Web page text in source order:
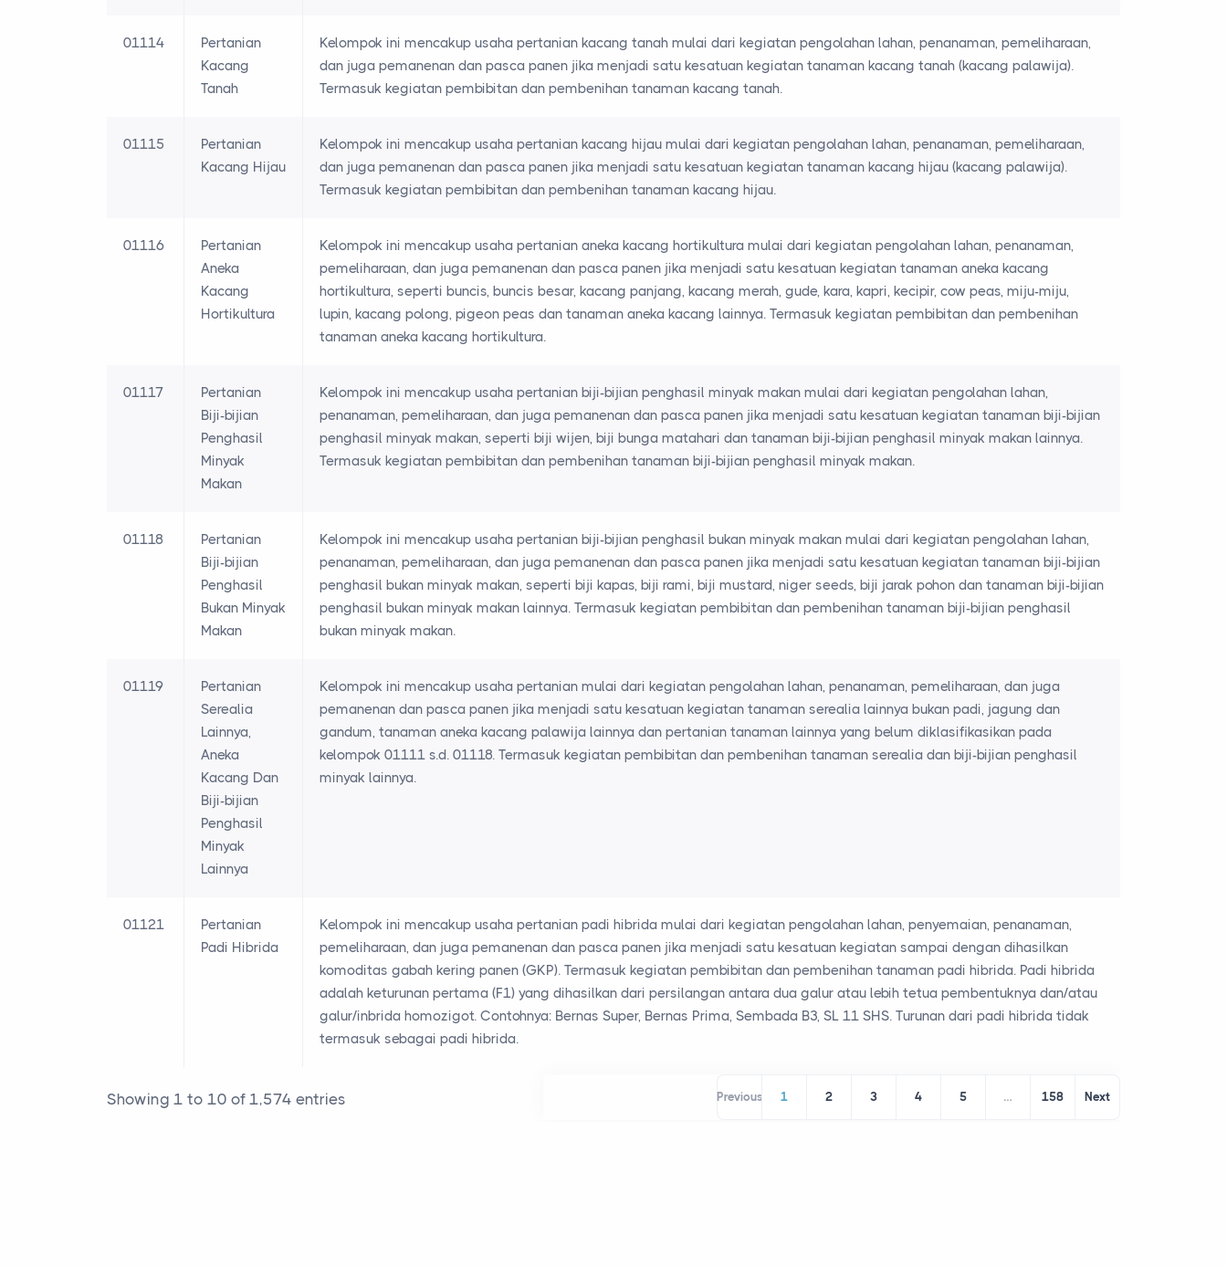
01114
Pertanian
Kacang
Tanah
Kelompok ini mencakup usaha pertanian kacang tanah mulai dari kegiatan pengolahan lahan, penanaman, pemeliharaan,
dan juga pemanenan dan pasca panen jika menjadi satu kesatuan kegiatan tanaman kacang tanah (kacang palawija).
Termasuk kegiatan pembibitan dan pembenihan tanaman kacang tanah.
01115
Pertanian
Kacang Hijau
Kelompok ini mencakup usaha pertanian kacang hijau mulai dari kegiatan pengolahan lahan, penanaman, pemeliharaan,
dan juga pemanenan dan pasca panen jika menjadi satu kesatuan kegiatan tanaman kacang hijau (kacang palawija).
Termasuk kegiatan pembibitan dan pembenihan tanaman kacang hijau.
01116
Pertanian
Aneka
Kacang
Hortikultura
Kelompok ini mencakup usaha pertanian aneka kacang hortikultura mulai dari kegiatan pengolahan lahan, penanaman,
pemeliharaan, dan juga pemanenan dan pasca panen jika menjadi satu kesatuan kegiatan tanaman aneka kacang
hortikultura, seperti buncis, buncis besar, kacang panjang, kacang merah, gude, kara, kapri, kecipir, cow peas, miju-miju,
lupin, kacang polong, pigeon peas dan tanaman aneka kacang lainnya. Termasuk kegiatan pembibitan dan pembenihan
tanaman aneka kacang hortikultura.
01117
Pertanian
Biji-bijian
Penghasil
Minyak
Makan
Kelompok ini mencakup usaha pertanian biji-bijian penghasil minyak makan mulai dari kegiatan pengolahan lahan,
penanaman, pemeliharaan, dan juga pemanenan dan pasca panen jika menjadi satu kesatuan kegiatan tanaman biji-bijian
penghasil minyak makan, seperti biji wijen, biji bunga matahari dan tanaman biji-bijian penghasil minyak makan lainnya.
Termasuk kegiatan pembibitan dan pembenihan tanaman biji-bijian penghasil minyak makan.
01118
Pertanian
Biji-bijian
Penghasil
Bukan Minyak
Makan
Kelompok ini mencakup usaha pertanian biji-bijian penghasil bukan minyak makan mulai dari kegiatan pengolahan lahan,
penanaman, pemeliharaan, dan juga pemanenan dan pasca panen jika menjadi satu kesatuan kegiatan tanaman biji-bijian
penghasil bukan minyak makan, seperti biji kapas, biji rami, biji mustard, niger seeds, biji jarak pohon dan tanaman biji-bijian
penghasil bukan minyak makan lainnya. Termasuk kegiatan pembibitan dan pembenihan tanaman biji-bijian penghasil
bukan minyak makan.
01119
Pertanian
Serealia
Lainnya,
Aneka
Kacang Dan
Biji-bijian
Penghasil
Minyak
Lainnya
Kelompok ini mencakup usaha pertanian mulai dari kegiatan pengolahan lahan, penanaman, pemeliharaan, dan juga
pemanenan dan pasca panen jika menjadi satu kesatuan kegiatan tanaman serealia lainnya bukan padi, jagung dan
gandum, tanaman aneka kacang palawija lainnya dan pertanian tanaman lainnya yang belum diklasifikasikan pada
kelompok 01111 s.d. 01118. Termasuk kegiatan pembibitan dan pembenihan tanaman serealia dan biji-bijian penghasil
minyak lainnya.
01121
Pertanian
Padi Hibrida
Kelompok ini mencakup usaha pertanian padi hibrida mulai dari kegiatan pengolahan lahan, penyemaian, penanaman,
pemeliharaan, dan juga pemanenan dan pasca panen jika menjadi satu kesatuan kegiatan sampai dengan dihasilkan
komoditas gabah kering panen (GKP). Termasuk kegiatan pembibitan dan pembenihan tanaman padi hibrida. Padi hibrida
adalah keturunan pertama (F1) yang dihasilkan dari persilangan antara dua galur atau lebih tetua pembentuknya dan/atau
galur/inbrida homozigot. Contohnya: Bernas Super, Bernas Prima, Sembada B3, SL 11 SHS. Turunan dari padi hibrida tidak
termasuk sebagai padi hibrida.
Showing 1 to 10 of 1,574 entries Previous 1 2 3 4 5 … 158 Next